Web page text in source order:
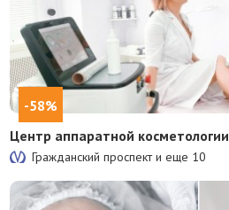
-58%
Центр аппаратной косметологии
Гражданский проспект и еще 10